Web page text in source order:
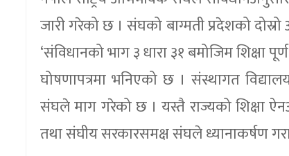
जारी गरेको छ । संघको बाग्मती प्रदेशको
‘संविधानको भाग ३ धारा ३१ बमोजिम शिक्षा
घोषणापत्रमा भनिएको छ । संस्थागत
संघले माग गरेको छ । यस्तै राज्यको शिक्षा
तथा संघीय सरकारसमक्ष संघले ध्यानाकर्षण